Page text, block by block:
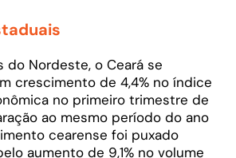
do Nordeste, o Ceará se
crescimento de 4,4% no índice
no primeiro trimestre de
ao mesmo período do ano
cearense foi puxado
aumento de 9,1% no volume